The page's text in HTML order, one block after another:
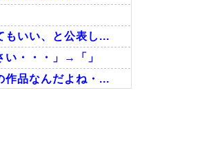
もいい、と公表し...
い・・・」→「」
作品なんだよね・...
った医師たちの...